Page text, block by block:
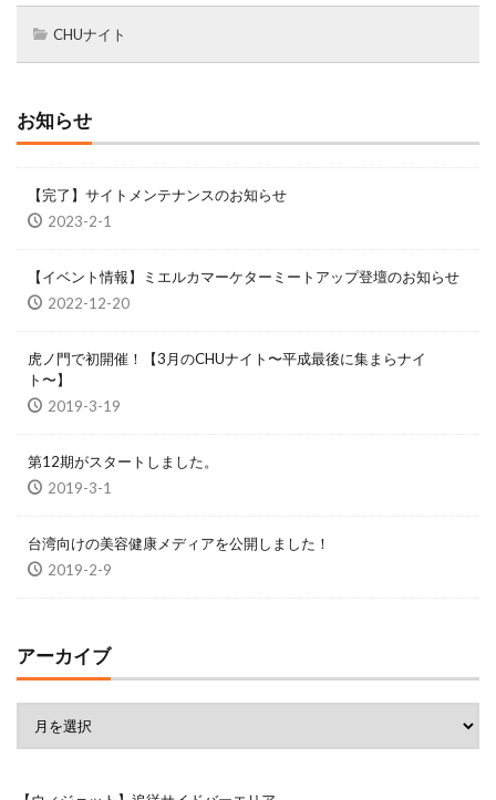
CHUナイト
お知らせ
【完了】サイトメンテナンスのお知らせ
2023-2-1
【イベント情報】ミエルカマーケターミートアップ登壇のお知らせ
2022-12-20
虎ノ門で初開催！【3月のCHUナイト〜平成最後に集まらナイ
ト〜】
2019-3-19
第12期がスタートしました。
2019-3-1
台湾向けの美容健康メディアを公開しました！
2019-2-9
アーカイブ